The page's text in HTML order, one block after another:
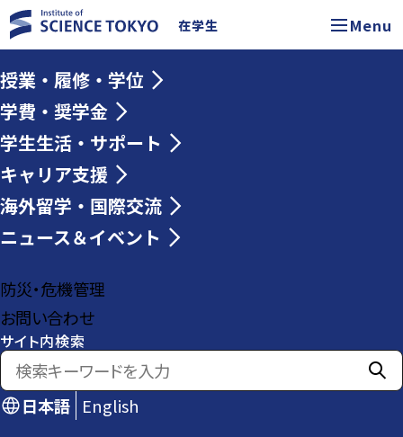
在学生 Menu
授業・履修・学位
学費・奨学金
学生生活・サポート
キャリア支援
海外留学・国際交流
ニュース＆イベント
防災・危機管理
お問い合わせ
サイト内検索
日本語 English